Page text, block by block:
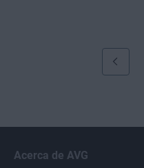
Acerca de AVG